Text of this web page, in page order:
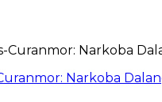
Narkoba